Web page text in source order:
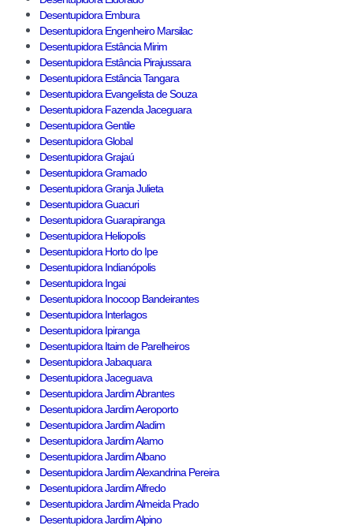
Desentupidora Embura
Desentupidora Engenheiro Marsilac
Desentupidora Estância Mirim
Desentupidora Estância Pirajussara
Desentupidora Estância Tangara
Desentupidora Evangelista de Souza
Desentupidora Fazenda Jaceguara
Desentupidora Gentile
Desentupidora Global
Desentupidora Grajaú
Desentupidora Gramado
Desentupidora Granja Julieta
Desentupidora Guacuri
Desentupidora Guarapiranga
Desentupidora Heliopolis
Desentupidora Horto do Ipe
Desentupidora Indianópolis
Desentupidora Ingai
Desentupidora Inocoop Bandeirantes
Desentupidora Interlagos
Desentupidora Ipiranga
Desentupidora Itaim de Parelheiros
Desentupidora Jabaquara
Desentupidora Jaceguava
Desentupidora Jardim Abrantes
Desentupidora Jardim Aeroporto
Desentupidora Jardim Aladim
Desentupidora Jardim Alamo
Desentupidora Jardim Albano
Desentupidora Jardim Alexandrina Pereira
Desentupidora Jardim Alfredo
Desentupidora Jardim Almeida Prado
Desentupidora Jardim Alpino